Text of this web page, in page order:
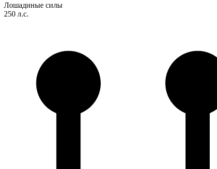
Лошадиные силы
250 л.с.